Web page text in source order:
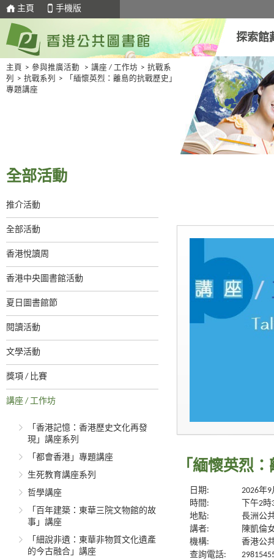
主頁 手機版
探索館
主頁 > 參與推廣活動 > 講座 / 工作坊 > 抗戰系
列
> 抗戰系列 >
「緬懷英烈：離島的抗戰歷史」
專題講座
全部活動
推介活動
全部活動
香港悅讀周
香港中央圖書館活動
夏日圖書館節
閱讀活動
文學活動
獎項 / 比賽
講座 / 工作坊
「香港記憶：香港歷史文化再發
現」講座系列
「都會香港」專題講座
生死教育講座系列
哲學講座
「百年建築：東華三院文物館的故
事」講座
「細說非遺：東華非物質文化遺產
的今古融合」講座
「緬懷英烈
日期:
2026年
時間:
下午2
地點:
長洲公
講者:
陳凱倫
機構:
香港公
查詢電話: